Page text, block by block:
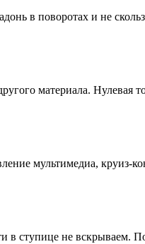
в поворотах и не
материала. Нулевая
мультимедиа, круиз-
в ступице не вскрываем.